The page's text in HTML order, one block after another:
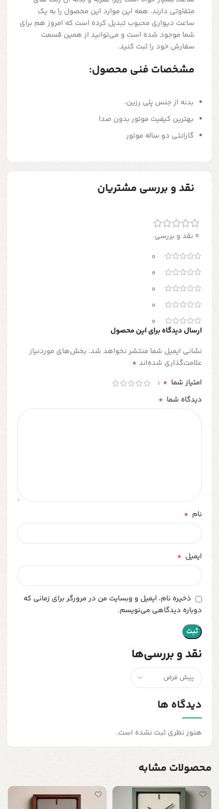
متفاوتی دارند. همه این موارد این محصول را به یک
ساعت دیواری محبوب تبدیل کرده است که امروز هم برای
شما موجود شده است و می‌توانید از همین قسمت
سفارش خود را ثبت کنید.
مشخصات فنی محصول:
بدنه از جنس پلی رزین،
بهترین کیفیت موتور بدون صدا
گارانتی دو ساله موتور
نقد و بررسی مشتریان
0 نقد و بررسی
0
0
0
0
0
نقد و بررسی‌ها
دیدگاه ها
هنوز نظری ثبت نشده است.
ارسال دیدگاه برای این محصول
نشانی ایمیل شما منتشر نخواهد شد. بخش‌های موردنیاز
علامت‌گذاری شده‌اند *
امتیاز شما *
دیدگاه شما *
نام *
ایمیل *
ذخیره نام، ایمیل و وبسایت من در مرورگر برای زمانی که
دوباره دیدگاهی می‌نویسم.
محصولات مشابه